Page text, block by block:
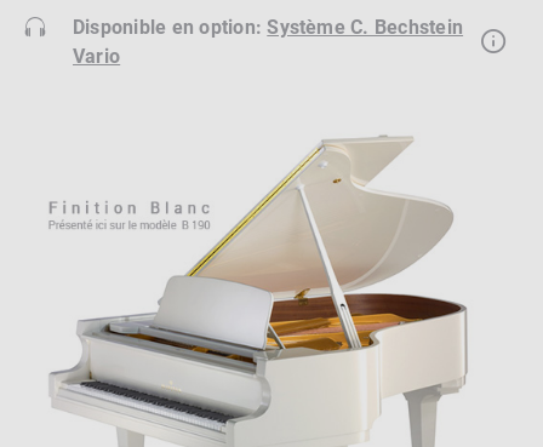
Disponible en option:Système C. Bechstein
Vario